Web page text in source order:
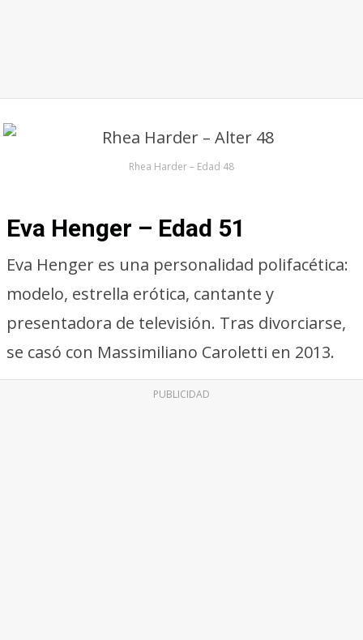
Rhea Harder – Edad 48
Eva Henger – Edad 51
Eva Henger es una personalidad polifacética:
modelo, estrella erótica, cantante y
presentadora de televisión. Tras divorciarse,
se casó con Massimiliano Caroletti en 2013.
PUBLICIDAD